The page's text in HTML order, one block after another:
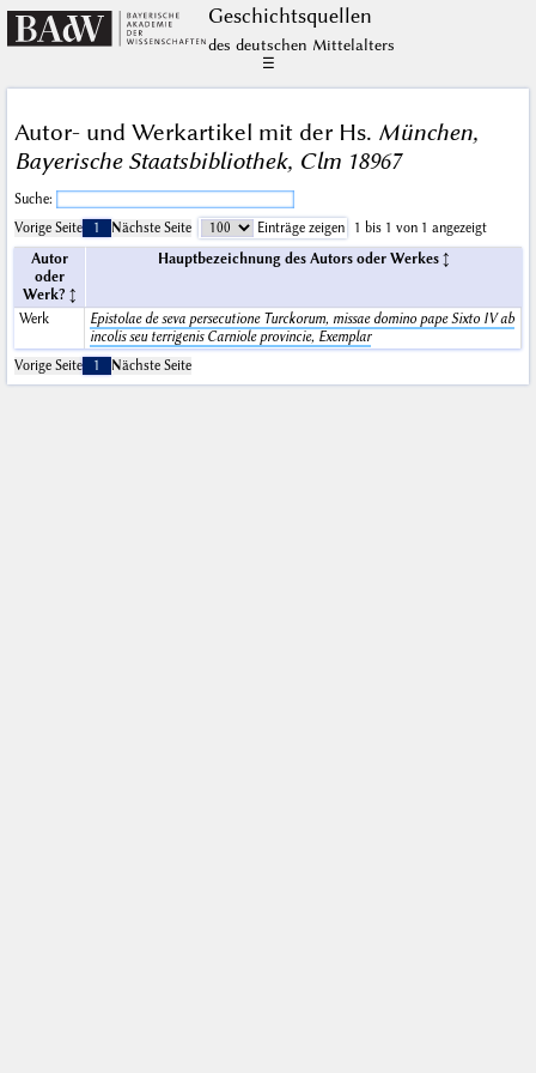
Geschichts­quellen
des deutschen Mittelalters
☰
Autor- und Werkartikel mit der Hs. München,
Bayerische Staatsbibliothek, Clm 18967
Suche:
Vorige Seite
1 Nächste Seite Einträge zeigen
1 bis 1 von 1 angezeigt
Autor
oder
Werk?
Hauptbezeichnung des Autors oder Werkes
Werk
Epistolae de seva persecutione Turckorum, missae domino pape Sixto IV ab
incolis seu terrigenis Carniole provincie, Exemplar
Vorige Seite
1 Nächste Seite